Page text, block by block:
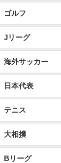
ゴルフ
Jリーグ
海外サッカー
日本代表
テニス
大相撲
Bリーグ